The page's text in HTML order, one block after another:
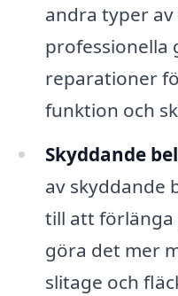
andra typer av
professionella
reparationer
funktion och
Skyddande
av skyddande
till att förlänga
göra det mer
slitage och